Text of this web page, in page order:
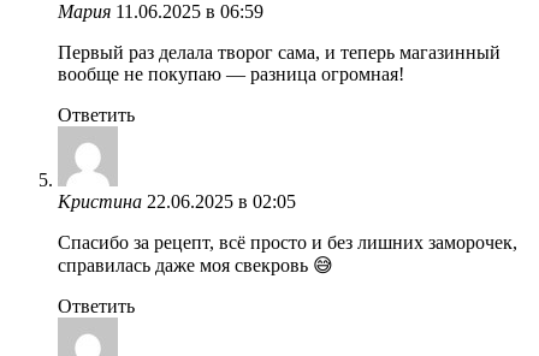
Мария 11.06.2025 в 06:59
Первый раз делала творог сама, и теперь магазинный
вообще не покупаю — разница огромная!
Ответить
Кристина 22.06.2025 в 02:05
Спасибо за рецепт, всё просто и без лишних заморочек,
справилась даже моя свекровь 😅
Ответить